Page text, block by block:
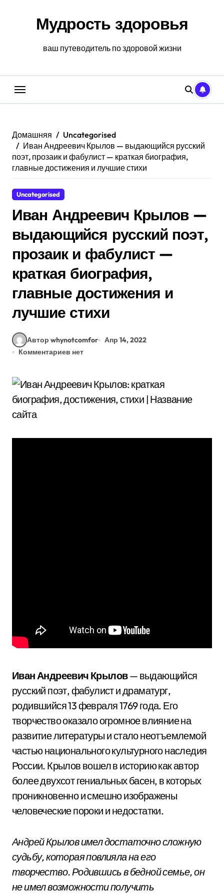
содержаниюМудрость здоровья
ваш путеводитель по здоровой жизни
Домашняя
Uncategorised
Иван Андреевич Крылов — выдающийся русский
поэт, прозаик и фабулист — краткая биография,
главные достижения и лучшие стихи
Uncategorised
Иван Андреевич Крылов —
выдающийся русский поэт,
прозаик и фабулист —
краткая биография,
главные достижения и
лучшие стихи
Автор whynotcomfor
Апр 14, 2022
Комментариев нет
Иван Андреевич Крылов— выдающийся
русский поэт, фабулист и драматург,
родившийся 13 февраля 1769 года. Его
творчество оказало огромное влияние на
развитие литературы и стало неотъемлемой
частью национального культурного наследия
России. Крылов вошел в историю как автор
более двухсот гениальных басен, в которых
проникновенно и смешно изображены
человеческие пороки и недостатки.
Андрей Крылов имел достаточно сложную
судьбу, которая повлияла на его
творчество. Родившись в бедной семье, он
не имел возможности получить